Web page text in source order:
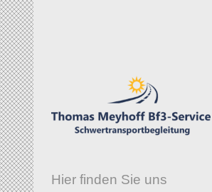
Hier finden Sie uns